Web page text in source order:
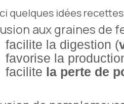
quelques idées
aux graines de
facilite la digestion (
favorise la
facilite la perte de